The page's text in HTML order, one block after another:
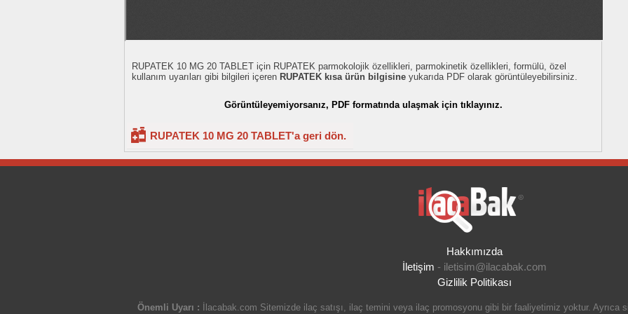
RUPATEK 10 MG 20 TABLET için RUPATEK parmokolojik özellikleri, parmokinetik özellikleri, formülü, özel
kullanım uyarıları gibi bilgileri içeren RUPATEK kısa ürün bilgisine yukarıda PDF olarak görüntüleyebilirsiniz.
Görüntüleyemiyorsanız, PDF formatında ulaşmak için tıklayınız.
RUPATEK 10 MG 20 TABLET'a geri dön.
Hakkımızda
İletişim - iletisim@ilacabak.com
Gizlilik Politikası
Önemli Uyarı : İlacabak.com Sitemizde ilaç satışı, ilaç temini veya ilaç promosyonu gibi bir faaliyetimiz yoktur. Ayrıca